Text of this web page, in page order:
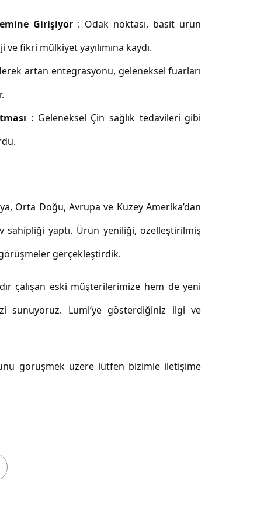
Girişiyor : Odak noktası, basit ürün
fikri mülkiyet yayılımına kaydı.
artan entegrasyonu, geleneksel fuarları
: Geleneksel Çin sağlık tedavileri gibi
Orta Doğu, Avrupa ve Kuzey Amerika’dan
sahipliği yaptı. Ürün yeniliği, özelleştirilmiş
gerçekleştirdik.
çalışan eski müşterilerimize hem de yeni
sunuyoruz. Lumi’ye gösterdiğiniz ilgi ve
görüşmek üzere lütfen bizimle iletişime